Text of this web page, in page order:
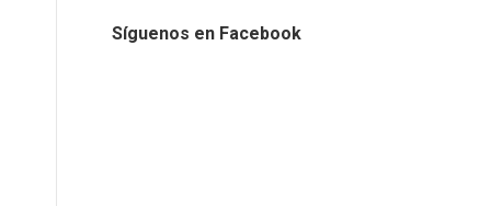
Síguenos en Facebook